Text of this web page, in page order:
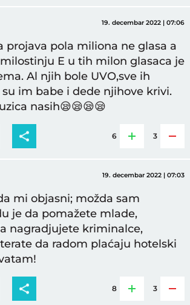
19. decembar 2022 | 07:06
projava pola miliona ne glasa a
E u tih milon glasaca je
Al njih bole UVO,sve ih
im babe i dede njihove krivi.
nasih😪😪😪😪
6 3
19. decembar 2022 | 07:03
mi objasni; možda sam
je da pomažete mlade,
nagradjujete kriminalce,
da radom plaćaju hotelski
8 3